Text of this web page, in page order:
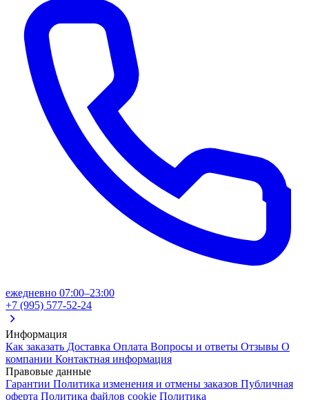
ежедневно 07:00–23:00
+7 (995) 577-52-24
Информация
Как заказать Доставка Оплата Вопросы и ответы Отзывы О
компании Контактная информация
Правовые данные
Гарантии Политика изменения и отмены заказов Публичная
оферта Политика файлов cookie Политика